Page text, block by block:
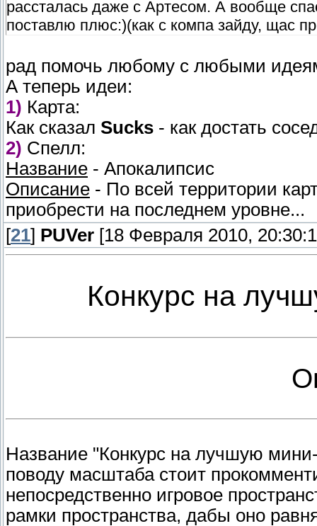
рассталась даже с Артесом. А вообще
поставлю плюс:)(как с компа зайду, щас
рад помочь любому с любыми
А теперь идеи:
1) Карта:
Как сказал Sucks - как достать
2) Спелл:
Название - Апокалипсис
Описание - По всей территории
приобрести на последнем уровне...
[21] PUVer [18 Февраля 2010,
Конкурс на
Название "Конкурс на лучшую
поводу масштаба стоит
непосредственно игровое
рамки пространства, дабы оно